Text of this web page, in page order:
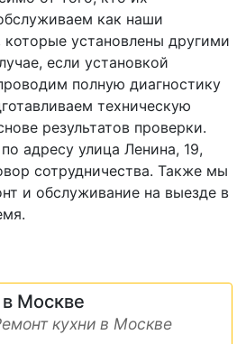
как наши
которые установлены другими
если установкой
полную диагностику
техническую
результатов проверки.
адресу улица Ленина, 19,
сотрудничества. Также мы
и обслуживание на выезде в
Москве
кухни в Москве